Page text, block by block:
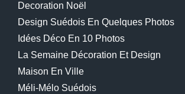
Decoration Noël
Design Suédois En Quelques Photos
Idées Déco En 10 Photos
La Semaine Décoration Et Design
Maison En Ville
Méli-Mélo Suédois